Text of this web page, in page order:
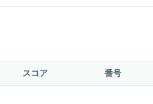
スコア 番号